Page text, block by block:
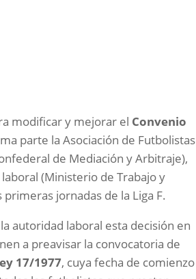
modificar y mejorar el Convenio
parte la Asociación de Futbolistas
de Mediación y Arbitraje),
(Ministerio de Trabajo y
primeras jornadas de la Liga F.
autoridad laboral esta decisión en
a preavisar la convocatoria de
17/1977, cuya fecha de comienzo